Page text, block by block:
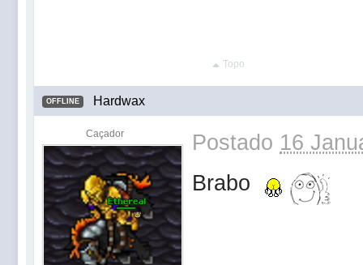
Topo
OFFLINE Hardwax
Caçador Postado 16
Brabo